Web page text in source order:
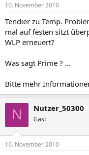
10. November 2010
Tendier zu Temp.
mal auf festen sitzt
WLP erneuert?
Was sagt Prime ? ...
Bitte mehr
N Nutzer_50300
Gast
10. November 2010